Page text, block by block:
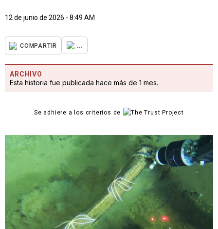
12 de junio de 2026 - 8:49 AM
COMPARTIR ...
ARCHIVO
Esta historia fue publicada hace más de 1 mes.
Se adhiere a los criterios de